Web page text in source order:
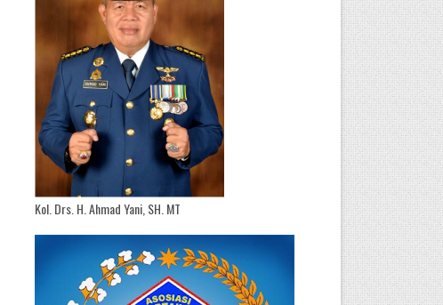
Kol. Drs. H. Ahmad Yani, SH. MT